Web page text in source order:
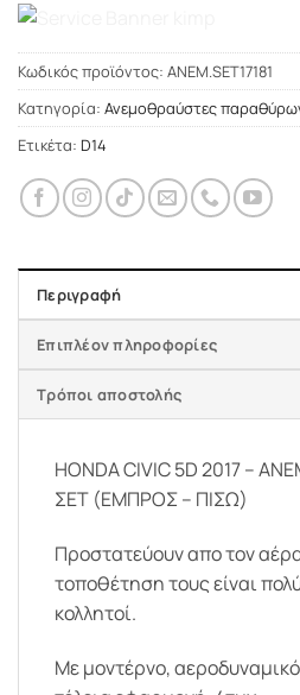
Κωδικός προϊόντος: ΑΝΕΜ.SET17181
Κατηγορία: Ανεμοθραύστες
Ετικέτα: D14
Περιγραφή
Επιπλέον πληροφορίες
Τρόποι αποστολής
HONDA CIVIC 5D 2017 –
ΣΕΤ (ΕΜΠΡΟΣ – ΠΙΣΩ)
Προστατεύουν απο τον
τοποθέτηση τους είναι
κολλητοί.
Με μοντέρνο,